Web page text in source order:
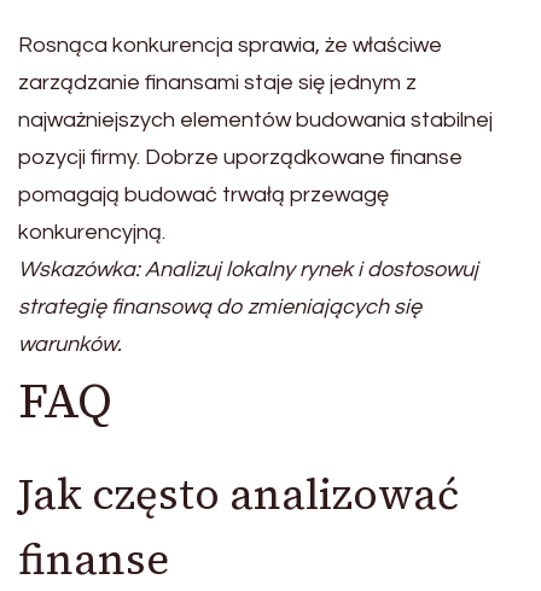
Rosnąca konkurencja sprawia, że właściwe
zarządzanie finansami staje się jednym z
najważniejszych elementów budowania stabilnej
pozycji firmy. Dobrze uporządkowane finanse
pomagają budować trwałą przewagę
konkurencyjną.
Wskazówka: Analizuj lokalny rynek i dostosowuj
strategię finansową do zmieniających się
warunków.
FAQ
Jak często analizować
finanse